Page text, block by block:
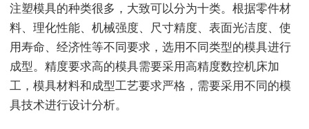
注塑模具的种类很多，大致可以分为十类。根据零件材
料、理化性能、机械强度、尺寸精度、表面光洁度、使
用寿命、经济性等不同要求，选用不同类型的模具进行
成型。精度要求高的模具需要采用高精度数控机床加
工，模具材料和成型工艺要求严格，需要采用不同的模
具技术进行设计分析。